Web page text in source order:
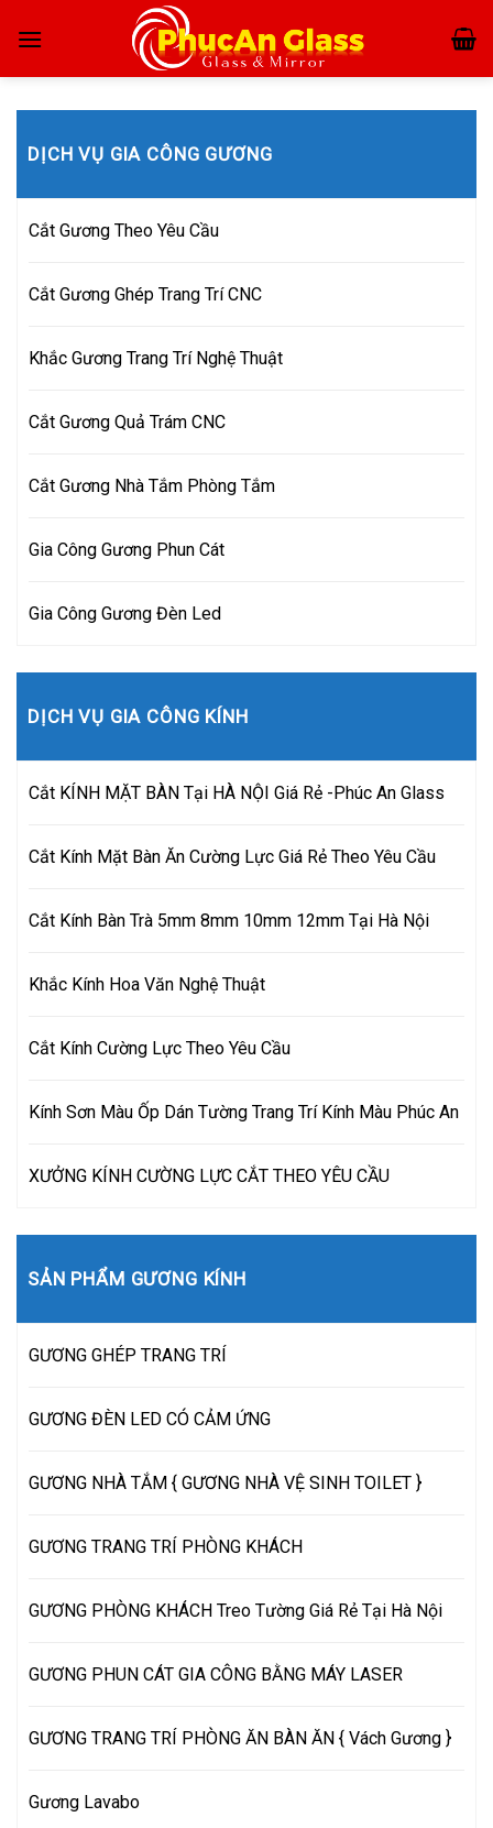
DỊCH VỤ GIA CÔNG GƯƠNG
Cắt Gương Theo Yêu Cầu
Cắt Gương Ghép Trang Trí CNC
Khắc Gương Trang Trí Nghệ Thuật
Cắt Gương Quả Trám CNC
Cắt Gương Nhà Tắm Phòng Tắm
Gia Công Gương Phun Cát
Gia Công Gương Đèn Led
DỊCH VỤ GIA CÔNG KÍNH
Cắt KÍNH MẶT BÀN Tại HÀ NỘI Giá Rẻ -Phúc An Glass
Cắt Kính Mặt Bàn Ăn Cường Lực Giá Rẻ Theo Yêu Cầu
Cắt Kính Bàn Trà 5mm 8mm 10mm 12mm Tại Hà Nội
Khắc Kính Hoa Văn Nghệ Thuật
Cắt Kính Cường Lực Theo Yêu Cầu
Kính Sơn Màu Ốp Dán Tường Trang Trí Kính Màu Phúc An
XƯỞNG KÍNH CƯỜNG LỰC CẮT THEO YÊU CẦU
SẢN PHẨM GƯƠNG KÍNH
GƯƠNG GHÉP TRANG TRÍ
GƯƠNG ĐÈN LED CÓ CẢM ỨNG
GƯƠNG NHÀ TẮM { GƯƠNG NHÀ VỆ SINH TOILET }
GƯƠNG TRANG TRÍ PHÒNG KHÁCH
GƯƠNG PHÒNG KHÁCH Treo Tường Giá Rẻ Tại Hà Nội
GƯƠNG PHUN CÁT GIA CÔNG BẰNG MÁY LASER
GƯƠNG TRANG TRÍ PHÒNG ĂN BÀN ĂN { Vách Gương }
Gương Lavabo